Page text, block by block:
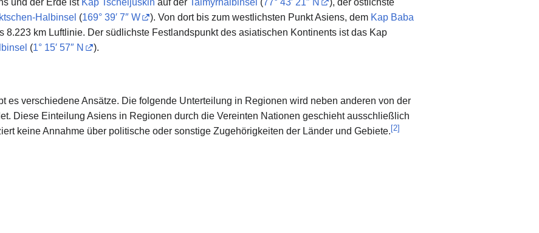
Halbinsel (169° 39′ 7″ W ). Von dort bis zum westlichsten Punkt Asiens, dem Kap Baba
8.223 km Luftlinie. Der südlichste Festlandspunkt des asiatischen Kontinents ist das Kap
(1° 15′ 57″ N ).
es verschiedene Ansätze. Die folgende Unterteilung in Regionen wird neben anderen von der
Diese Einteilung Asiens in Regionen durch die Vereinten Nationen geschieht ausschließlich
keine Annahme über politische oder sonstige Zugehörigkeiten der Länder und Gebiete. [2]